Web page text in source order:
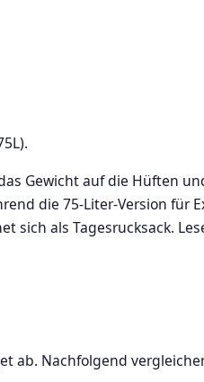
Gewicht auf die Hüften
die 75-Liter-Version für
sich als Tagesrucksack.
ab. Nachfolgend